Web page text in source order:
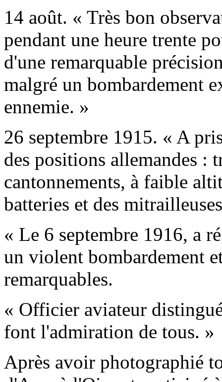
14 août. « Très bon
pendant une heure trente
d'une remarquable
malgré un bombardement
ennemie. »
26 septembre 1915. « A
des positions allemandes :
cantonnements, à faible
batteries et des
« Le 6 septembre 1916, a
un violent bombardement
remarquables.
« Officier aviateur
font l'admiration de tous. »
Après avoir photographié